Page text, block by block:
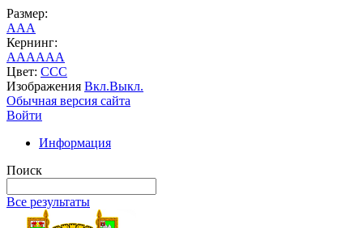
Размер:
AAA
Кернинг:
AAAAAA
Цвет: CCC
Изображения Вкл.Выкл.
Обычная версия сайта
Войти
Информация
Поиск
Все результаты